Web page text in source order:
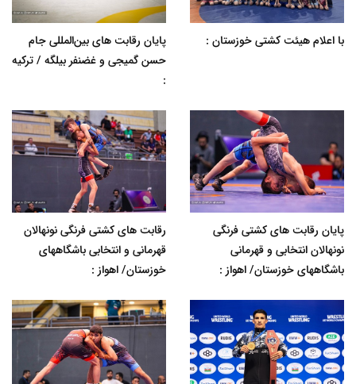
با اعلام هیئت کشتی خوزستان :
پایان رقابت های بین‌المللی جام
حسن گمیجی و غضنفر بیلگه / ترکیه
:
پایان رقابت های کشتی فرنگی
نونهالان انتخابی و قهرمانی
باشگاههای خوزستان/ اهواز :
رقابت های کشتی فرنگی نونهالان
قهرمانی و انتخابی باشگاههای
خوزستان/ اهواز :